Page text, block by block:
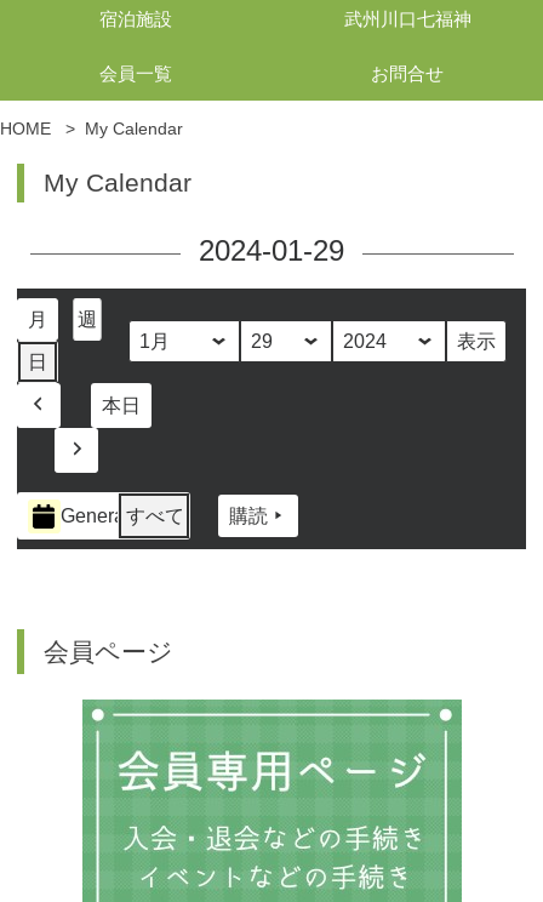
宿泊施設 武州川口七福神
会員一覧 お問合せ
HOME > My Calendar
My Calendar
2024-01-29
月 週
日 月
日
年
本日
へ
イ
ベ
Generalすべて 購読
会員ページ